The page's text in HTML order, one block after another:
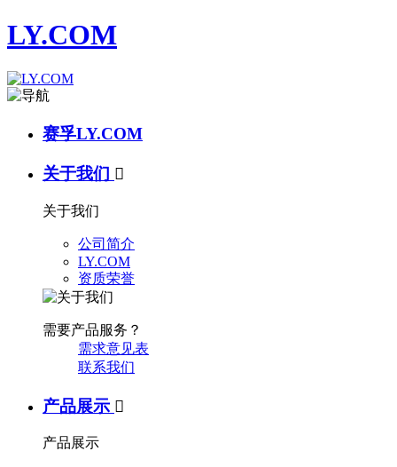
LY.COM
赛孚LY.COM
关于我们 
关于我们
公司简介
LY.COM
资质荣誉
需要产品服务？
需求意见表
联系我们
产品展示 
产品展示